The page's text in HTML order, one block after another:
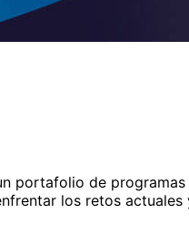
portafolio de
los retos actuales